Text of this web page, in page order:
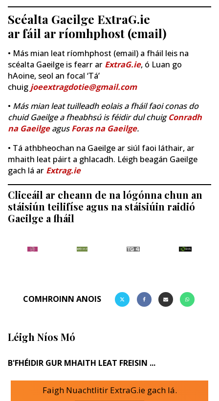
Scéalta Gaeilge ExtraG.ie
ar fáil ar ríomhphost (email)
• Más mian leat ríomhphost (email) a fháil leis na
scéalta Gaeilge is fearr ar ExtraG.ie, ó Luan go
hAoine, seol an focal ‘Tá’
chuig joeextragdotie@gmail.com
• Más mian leat tuilleadh eolais a fháil faoi conas do
chuid Gaeilge a fheabhsú is féidir dul chuigConradh
na GaeilgeagusForas na Gaeilge.
• Tá athbheochan na Gaeilge ar siúl faoi láthair, ar
mhaith leat páirt a ghlacadh. Léigh beagán Gaeilge
gach lá ar Extrag.ie
Cliceáil ar cheann de na lógónna chun an
stáisiún teilifíse agus na stáisiúin raidió
Gaeilge a fháil
COMHROINN ANOIS
Léigh Níos Mó
B'FHÉIDIR GUR MHAITH LEAT FREISIN ...
Faigh Nuachtlitir ExtraG.ie gach lá.